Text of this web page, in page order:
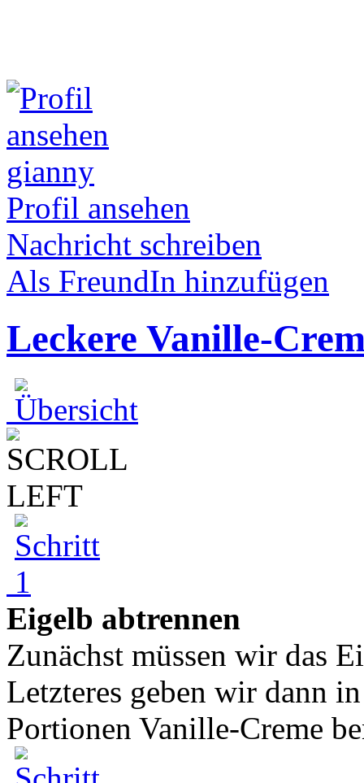
gianny
Profil ansehen
Nachricht schreiben
Als FreundIn hinzufügen
Leckere Vanille-
Eigelb abtrennen
Zunächst müssen wir das
Letzteres geben wir dann
Portionen Vanille-Creme